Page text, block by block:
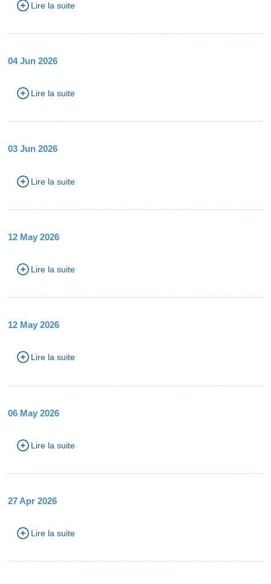
Lire la suite
04 Jun 2026
Lire la suite
03 Jun 2026
Lire la suite
12 May 2026
Lire la suite
12 May 2026
Lire la suite
06 May 2026
Lire la suite
27 Apr 2026
Lire la suite